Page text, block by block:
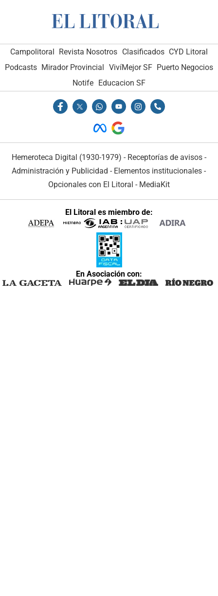
Campolitoral Revista Nosotros Clasificados CYD Litoral
Podcasts Mirador Provincial VivíMejor SF Puerto Negocios
Notife Educacion SF
Hemeroteca Digital (1930-1979) - Receptorías de avisos -
Administración y Publicidad - Elementos institucionales -
Opcionales con El Litoral - MediaKit
El Litoral es miembro de:
En Asociación con: